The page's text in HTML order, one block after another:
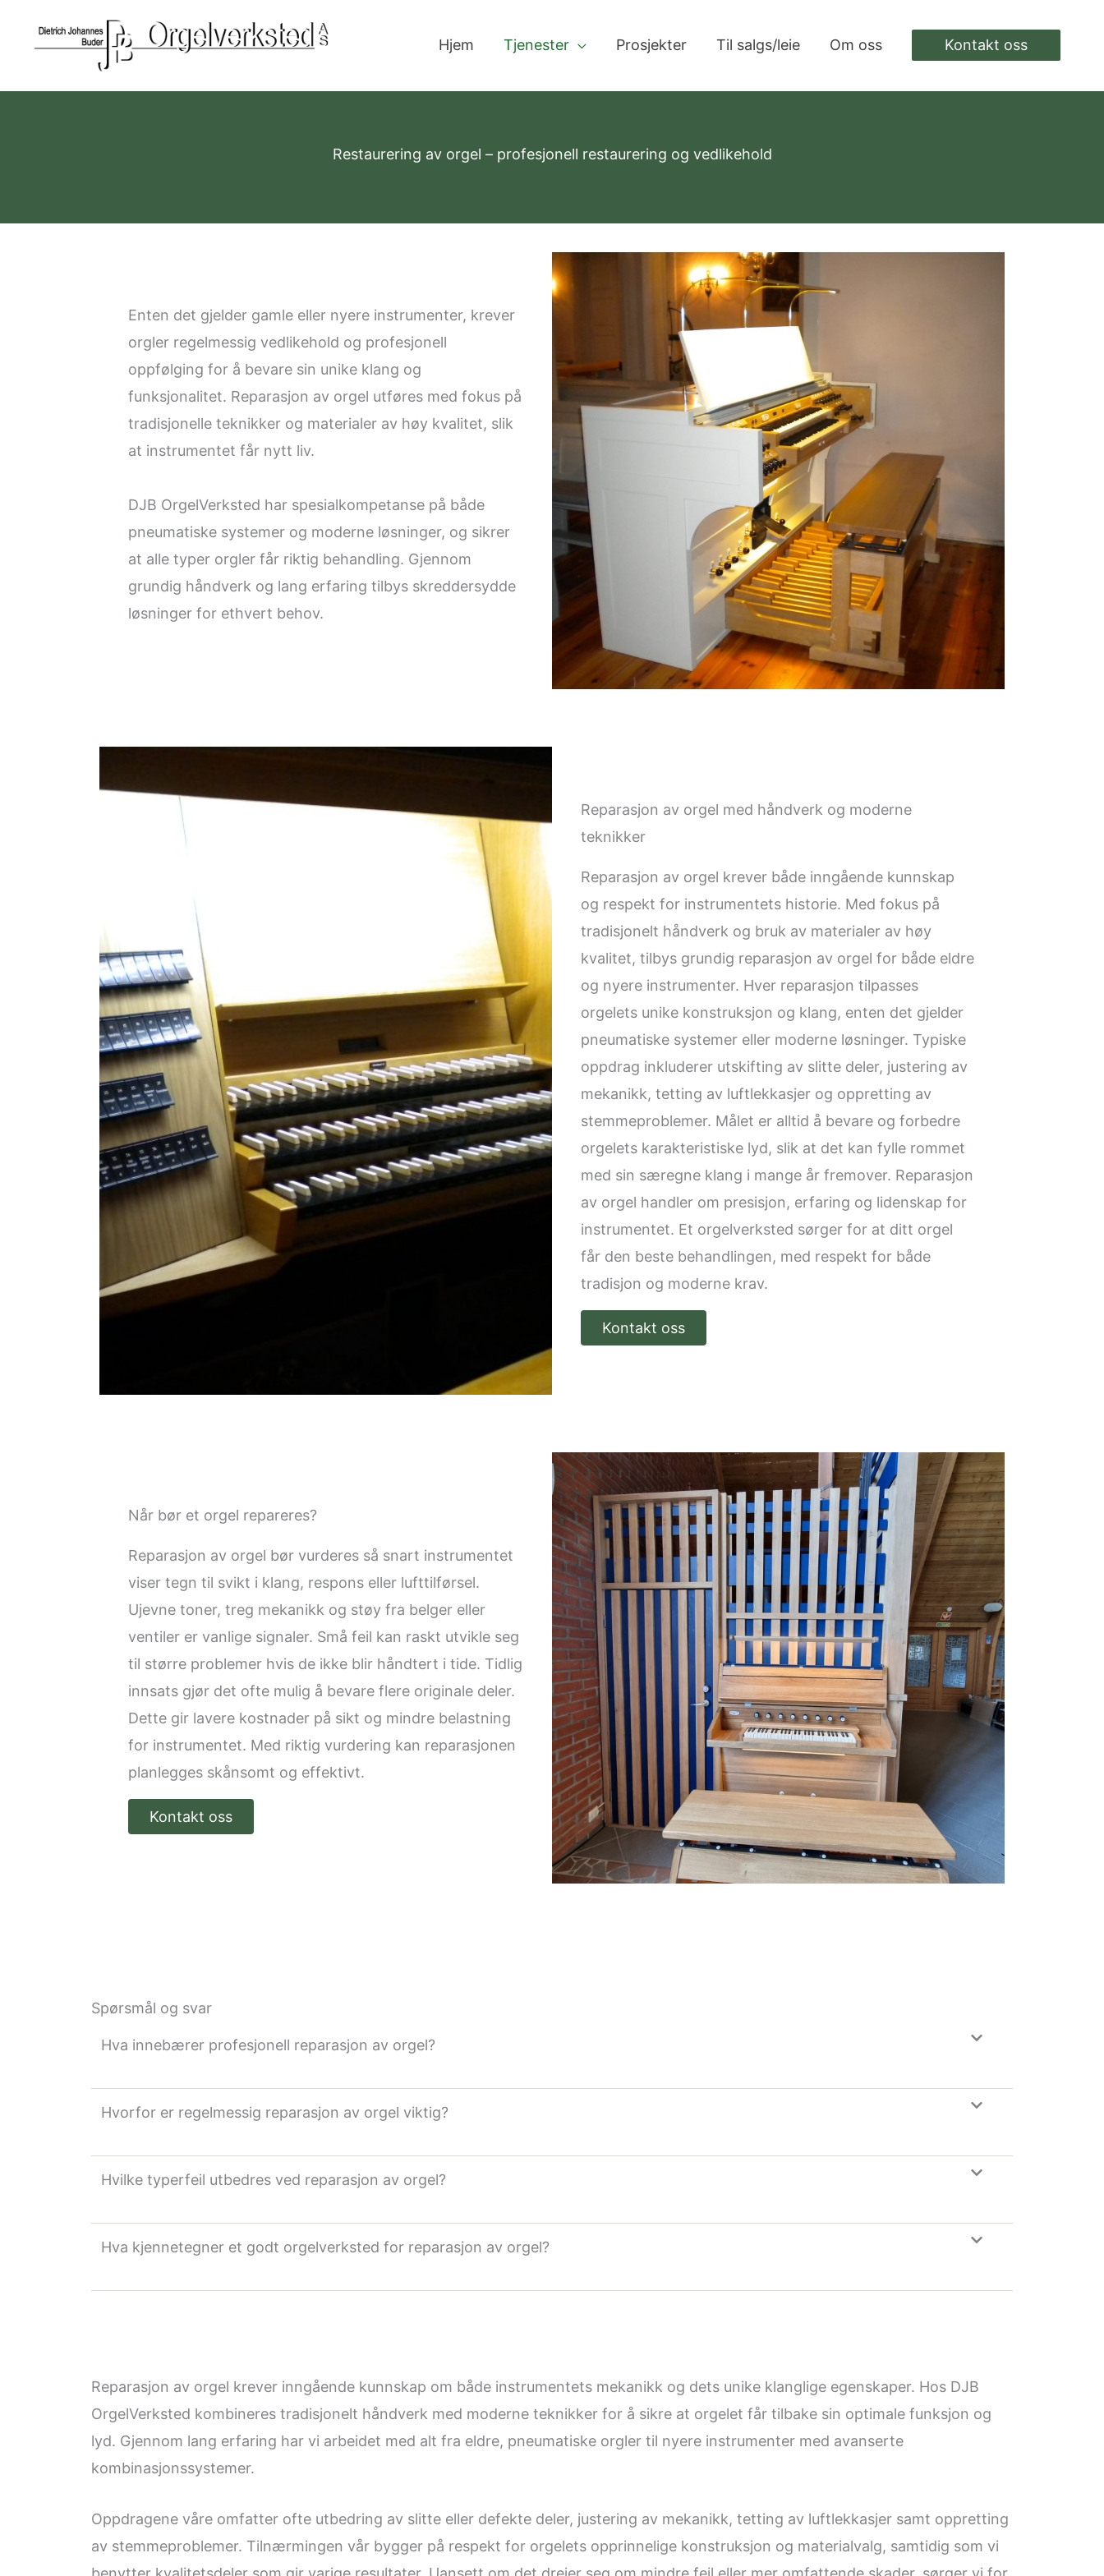
Hjem Tjenester Prosjekter Til salgs/leie Om oss Kontakt oss
Restaurering av orgel – profesjonell restaurering og vedlikehold
Enten det gjelder gamle eller nyere instrumenter, krever
orgler regelmessig vedlikehold og profesjonell
oppfølging for å bevare sin unike klang og
funksjonalitet. Reparasjon av orgel utføres med fokus på
tradisjonelle teknikker og materialer av høy kvalitet, slik
at instrumentet får nytt liv.
DJB OrgelVerksted har spesialkompetanse på både
pneumatiske systemer og moderne løsninger, og sikrer
at alle typer orgler får riktig behandling. Gjennom
grundig håndverk og lang erfaring tilbys skreddersydde
løsninger for ethvert behov.
Reparasjon av orgel med håndverk og moderne
teknikker
Reparasjon av orgel krever både inngående kunnskap
og respekt for instrumentets historie. Med fokus på
tradisjonelt håndverk og bruk av materialer av høy
kvalitet, tilbys grundig reparasjon av orgel for både eldre
og nyere instrumenter. Hver reparasjon tilpasses
orgelets unike konstruksjon og klang, enten det gjelder
pneumatiske systemer eller moderne løsninger. Typiske
oppdrag inkluderer utskifting av slitte deler, justering av
mekanikk, tetting av luftlekkasjer og oppretting av
stemmeproblemer. Målet er alltid å bevare og forbedre
orgelets karakteristiske lyd, slik at det kan fylle rommet
med sin særegne klang i mange år fremover. Reparasjon
av orgel handler om presisjon, erfaring og lidenskap for
instrumentet. Et orgelverksted sørger for at ditt orgel
får den beste behandlingen, med respekt for både
tradisjon og moderne krav.
Kontakt oss
Når bør et orgel repareres?
Reparasjon av orgel bør vurderes så snart instrumentet
viser tegn til svikt i klang, respons eller lufttilførsel.
Ujevne toner, treg mekanikk og støy fra belger eller
ventiler er vanlige signaler. Små feil kan raskt utvikle seg
til større problemer hvis de ikke blir håndtert i tide. Tidlig
innsats gjør det ofte mulig å bevare flere originale deler.
Dette gir lavere kostnader på sikt og mindre belastning
for instrumentet. Med riktig vurdering kan reparasjonen
planlegges skånsomt og effektivt.
Kontakt oss
Spørsmål og svar
Hva innebærer profesjonell reparasjon av orgel?
Hvorfor er regelmessig reparasjon av orgel viktig?
Hvilke typerfeil utbedres ved reparasjon av orgel?
Hva kjennetegner et godt orgelverksted for reparasjon av orgel?
Reparasjon av orgel krever inngående kunnskap om både instrumentets mekanikk og dets unike klanglige egenskaper. Hos DJB
OrgelVerksted kombineres tradisjonelt håndverk med moderne teknikker for å sikre at orgelet får tilbake sin optimale funksjon og
lyd. Gjennom lang erfaring har vi arbeidet med alt fra eldre, pneumatiske orgler til nyere instrumenter med avanserte
kombinasjonssystemer.
Oppdragene våre omfatter ofte utbedring av slitte eller defekte deler, justering av mekanikk, tetting av luftlekkasjer samt oppretting
av stemmeproblemer. Tilnærmingen vår bygger på respekt for orgelets opprinnelige konstruksjon og materialvalg, samtidig som vi